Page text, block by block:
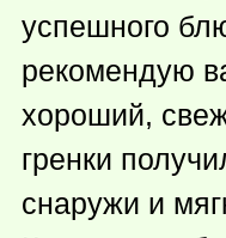
успешного
рекомендую
хороший,
гренки
снаружи и